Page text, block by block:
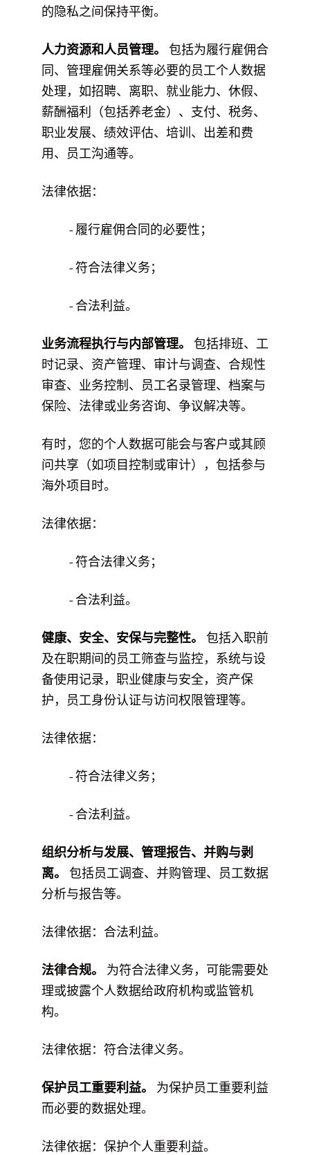
的隐私之间保持平衡。
人力资源和人员管理。
包括为履行雇佣合
同、管理雇佣关系等必要的员工个人数据
处理，如招聘、离职、就业能力、休假、
薪酬福利（包括养老金）、支付、税务、
职业发展、绩效评估、培训、出差和费
用、员工沟通等。
法律依据：
- 履行雇佣合同的必要性；
- 符合法律义务；
- 合法利益。
业务流程执行与内部管理。
包括排班、工
时记录、资产管理、审计与调查、合规性
审查、业务控制、员工名录管理、档案与
保险、法律或业务咨询、争议解决等。
有时，您的个人数据可能会与客户或其顾
问共享（如项目控制或审计），包括参与
海外项目时。
法律依据：
- 符合法律义务；
- 合法利益。
健康、安全、安保与完整性。
包括入职前
及在职期间的员工筛查与监控，系统与设
备使用记录，职业健康与安全，资产保
护，员工身份认证与访问权限管理等。
法律依据：
- 符合法律义务；
- 合法利益。
组织分析与发展、管理报告、并购与剥
离。
包括员工调查、并购管理、员工数据
分析与报告等。
法律依据：合法利益。
法律合规。
为符合法律义务，可能需要处
理或披露个人数据给政府机构或监管机
构。
法律依据：符合法律义务。
保护员工重要利益。
为保护员工重要利益
而必要的数据处理。
法律依据：保护个人重要利益。